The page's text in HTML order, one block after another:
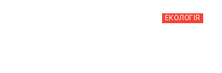
ЕКОЛОГІЯ